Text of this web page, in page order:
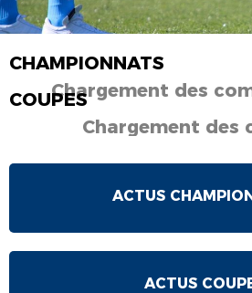
CHAMPIONNATS
Chargement des
COUPES
Chargement des
ACTUS
ACTUS